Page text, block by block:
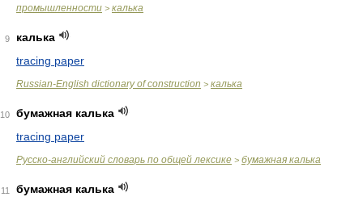
промышленности > калька
9
калька
tracing paper
Russian-English dictionary of construction > калька
10
бумажная калька
tracing paper
Русско-английский словарь по общей лексике > бумажная калька
11
бумажная калька